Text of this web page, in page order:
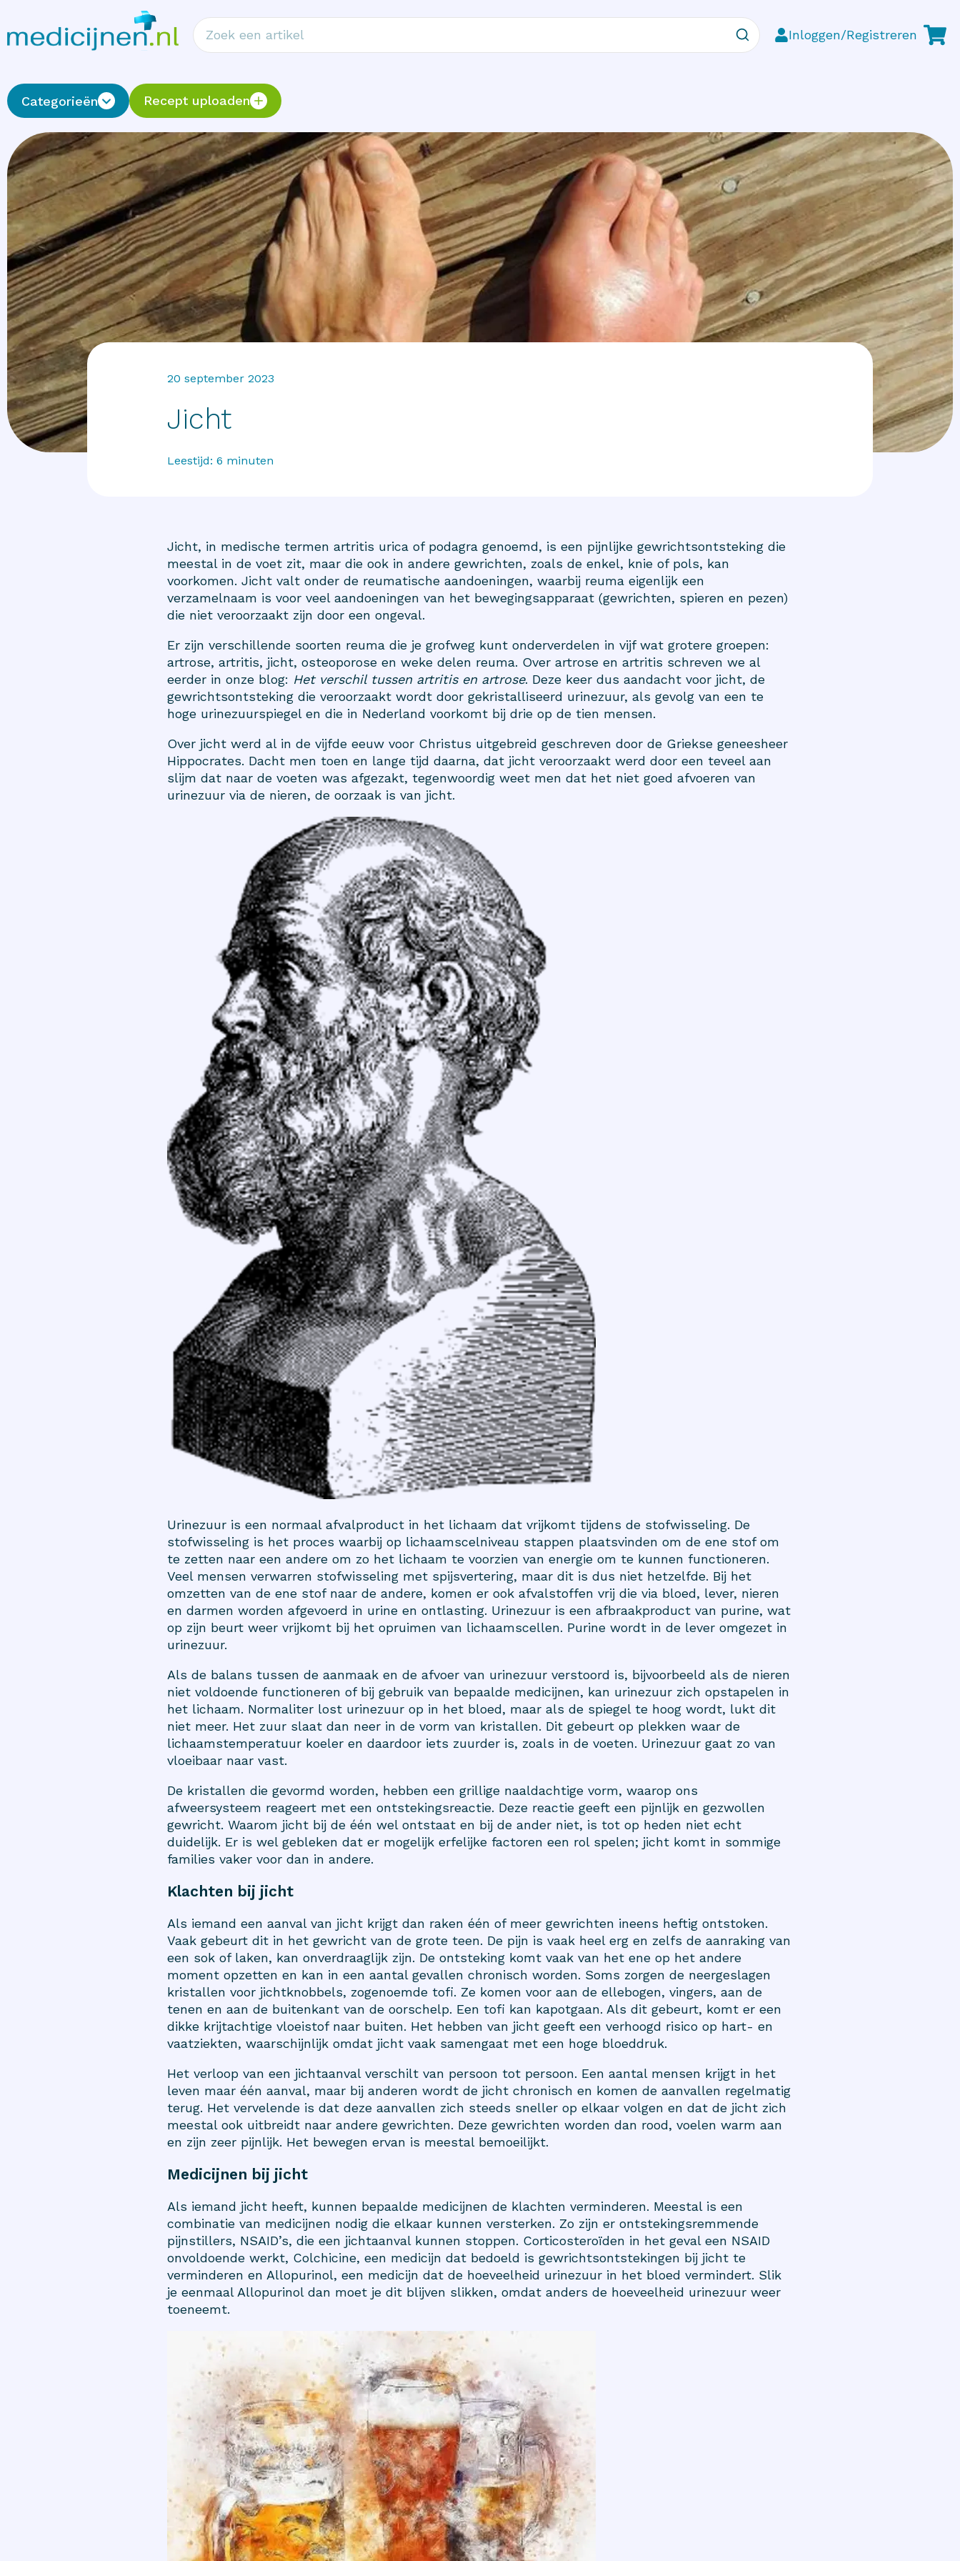
Inloggen/Registreren
Categorieën Recept uploaden
20 september 2023
Jicht
Leestijd: 6 minuten
Jicht, in medische termen artritis urica of podagra genoemd, is een pijnlijke gewrichtsontsteking die
meestal in de voet zit, maar die ook in andere gewrichten, zoals de enkel, knie of pols, kan
voorkomen. Jicht valt onder de reumatische aandoeningen, waarbij reuma eigenlijk een
verzamelnaam is voor veel aandoeningen van het bewegingsapparaat (gewrichten, spieren en pezen)
die niet veroorzaakt zijn door een ongeval.
Er zijn verschillende soorten reuma die je grofweg kunt onderverdelen in vijf wat grotere groepen:
artrose, artritis, jicht, osteoporose en weke delen reuma. Over artrose en artritis schreven we al
eerder in onze blog: Het verschil tussen artritis en artrose. Deze keer dus aandacht voor jicht, de
gewrichtsontsteking die veroorzaakt wordt door gekristalliseerd urinezuur, als gevolg van een te
hoge urinezuurspiegel en die in Nederland voorkomt bij drie op de tien mensen.
Over jicht werd al in de vijfde eeuw voor Christus uitgebreid geschreven door de Griekse geneesheer
Hippocrates. Dacht men toen en lange tijd daarna, dat jicht veroorzaakt werd door een teveel aan
slijm dat naar de voeten was afgezakt, tegenwoordig weet men dat het niet goed afvoeren van
urinezuur via de nieren, de oorzaak is van jicht.
Urinezuur is een normaal afvalproduct in het lichaam dat vrijkomt tijdens de stofwisseling. De
stofwisseling is het proces waarbij op lichaamscelniveau stappen plaatsvinden om de ene stof om
te zetten naar een andere om zo het lichaam te voorzien van energie om te kunnen functioneren.
Veel mensen verwarren stofwisseling met spijsvertering, maar dit is dus niet hetzelfde. Bij het
omzetten van de ene stof naar de andere, komen er ook afvalstoffen vrij die via bloed, lever, nieren
en darmen worden afgevoerd in urine en ontlasting. Urinezuur is een afbraakproduct van purine, wat
op zijn beurt weer vrijkomt bij het opruimen van lichaamscellen. Purine wordt in de lever omgezet in
urinezuur.
Als de balans tussen de aanmaak en de afvoer van urinezuur verstoord is, bijvoorbeeld als de nieren
niet voldoende functioneren of bij gebruik van bepaalde medicijnen, kan urinezuur zich opstapelen in
het lichaam. Normaliter lost urinezuur op in het bloed, maar als de spiegel te hoog wordt, lukt dit
niet meer. Het zuur slaat dan neer in de vorm van kristallen. Dit gebeurt op plekken waar de
lichaamstemperatuur koeler en daardoor iets zuurder is, zoals in de voeten. Urinezuur gaat zo van
vloeibaar naar vast.
De kristallen die gevormd worden, hebben een grillige naaldachtige vorm, waarop ons
afweersysteem reageert met een ontstekingsreactie. Deze reactie geeft een pijnlijk en gezwollen
gewricht. Waarom jicht bij de één wel ontstaat en bij de ander niet, is tot op heden niet echt
duidelijk. Er is wel gebleken dat er mogelijk erfelijke factoren een rol spelen; jicht komt in sommige
families vaker voor dan in andere.
Klachten bij jicht
Als iemand een aanval van jicht krijgt dan raken één of meer gewrichten ineens heftig ontstoken.
Vaak gebeurt dit in het gewricht van de grote teen. De pijn is vaak heel erg en zelfs de aanraking van
een sok of laken, kan onverdraaglijk zijn. De ontsteking komt vaak van het ene op het andere
moment opzetten en kan in een aantal gevallen chronisch worden. Soms zorgen de neergeslagen
kristallen voor jichtknobbels, zogenoemde tofi. Ze komen voor aan de ellebogen, vingers, aan de
tenen en aan de buitenkant van de oorschelp. Een tofi kan kapotgaan. Als dit gebeurt, komt er een
dikke krijtachtige vloeistof naar buiten. Het hebben van jicht geeft een verhoogd risico op hart- en
vaatziekten, waarschijnlijk omdat jicht vaak samengaat met een hoge bloeddruk.
Het verloop van een jichtaanval verschilt van persoon tot persoon. Een aantal mensen krijgt in het
leven maar één aanval, maar bij anderen wordt de jicht chronisch en komen de aanvallen regelmatig
terug. Het vervelende is dat deze aanvallen zich steeds sneller op elkaar volgen en dat de jicht zich
meestal ook uitbreidt naar andere gewrichten. Deze gewrichten worden dan rood, voelen warm aan
en zijn zeer pijnlijk. Het bewegen ervan is meestal bemoeilijkt.
Medicijnen bij jicht
Als iemand jicht heeft, kunnen bepaalde medicijnen de klachten verminderen. Meestal is een
combinatie van medicijnen nodig die elkaar kunnen versterken. Zo zijn er ontstekingsremmende
pijnstillers, NSAID’s, die een jichtaanval kunnen stoppen. Corticosteroïden in het geval een NSAID
onvoldoende werkt, Colchicine, een medicijn dat bedoeld is gewrichtsontstekingen bij jicht te
verminderen en Allopurinol, een medicijn dat de hoeveelheid urinezuur in het bloed vermindert. Slik
je eenmaal Allopurinol dan moet je dit blijven slikken, omdat anders de hoeveelheid urinezuur weer
toeneemt.